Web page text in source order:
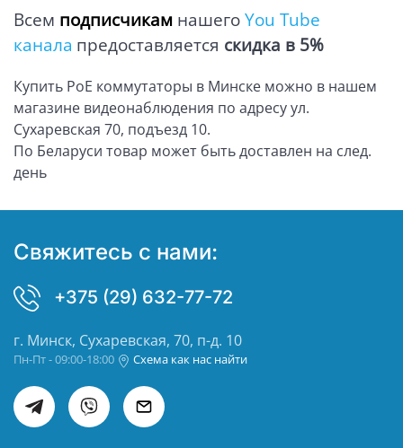
Всем подписчикам нашего You Tube
канала предоставляется скидка в 5%
Купить PoE коммутаторы в Минске можно в нашем
магазине видеонаблюдения по адресу ул.
Сухаревская 70, подъезд 10.
По Беларуси товар может быть доставлен на след.
день
Свяжитесь с нами:
+375 (29) 632-77-72
г. Минск, Сухаревская, 70, п-д. 10
Пн-Пт - 09:00-18:00 Схема как нас найти